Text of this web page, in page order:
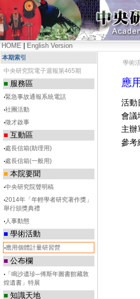
HOME English Version
本期索引
中央研究院電子週報第465期
■ 服務區
‧緊急事故通報系統電話
‧社團活動
‧徵才啟事
■ 互動區
‧處長信箱(助理用)
‧處長信箱(一般用)
■ 本院要聞
‧中央研究院聲明稿
‧2014年「年輕學者研究著作獎」
舉行頒獎典禮
‧人事動態
■ 學術活動
‧應用個體計量研習營
■ 公布欄
‧ 「鳴沙遺珍─傅斯年圖書館藏敦
煌遺書」特展
■ 知識天地
學術
應
活動
會議
主辦
參考